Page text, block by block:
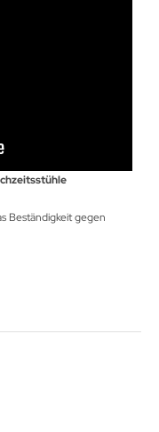
Beständigkeit gegen